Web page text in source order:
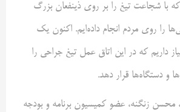
که با شجاعت تیغ را بر روی ذینفعان بزرگ
را روی مردم انجام داده‌ایم. اکنون یک
داریم که در این اتاق عمل تیغ جراحی را
و دستگاه‌ها قرار دهد.
محسن زنگنه، عضو کمیسیون برنامه و بودجه